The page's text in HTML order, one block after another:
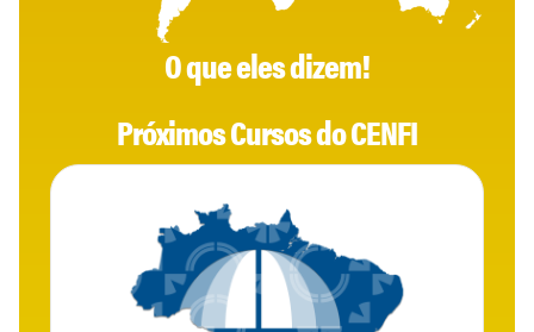
O que eles dizem!
Próximos Cursos do CENFI